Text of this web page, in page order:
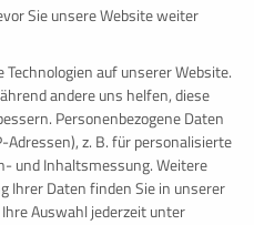
Sie unsere Website weiter
auf unserer Website.
andere uns helfen, diese
Personenbezogene Daten
z. B. für personalisierte
und Inhaltsmessung.Weitere
Ihrer Daten finden Sie in unserer
Auswahl jederzeit unter